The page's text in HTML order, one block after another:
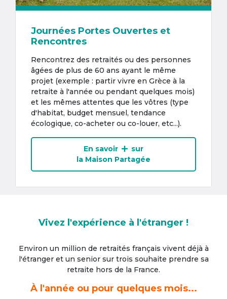
Journées Portes Ouvertes et
Rencontres
Rencontrez des retraités ou des personnes
âgées de plus de 60 ans ayant le même
projet (exemple : partir vivre en Grèce à la
retraite à l'année ou pendant quelques mois)
et les mêmes attentes que les vôtres (type
d'habitat, budget mensuel, tendance
écologique, co-acheter ou co-louer, etc...).
En savoir
sur
la Maison Partagée
Vivez l'expérience à l'étranger !
Environ un million de retraités français vivent déjà à
l'étrangeret un senior sur trois souhaite prendre sa
retraite hors de la France.
À l'année ou pour quelques mois...